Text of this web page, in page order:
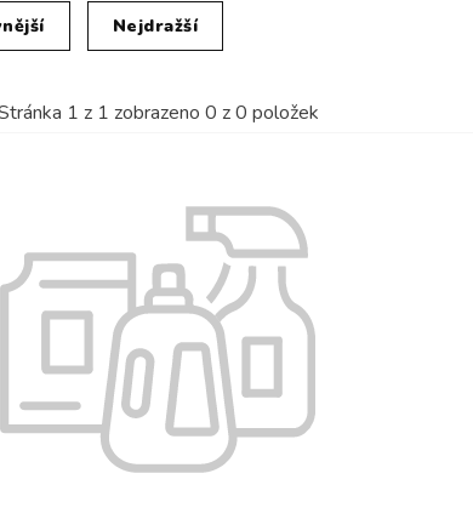
Nejdražší
1 z 1 zobrazeno 0 z0 položek